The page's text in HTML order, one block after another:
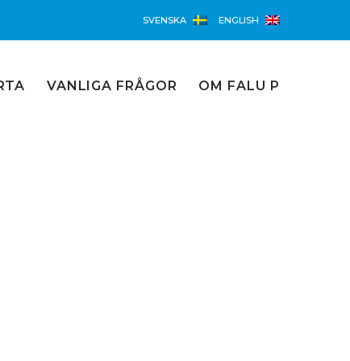
SVENSKA ENGLISH
VANLIGA FRÅGOR OM FALU P